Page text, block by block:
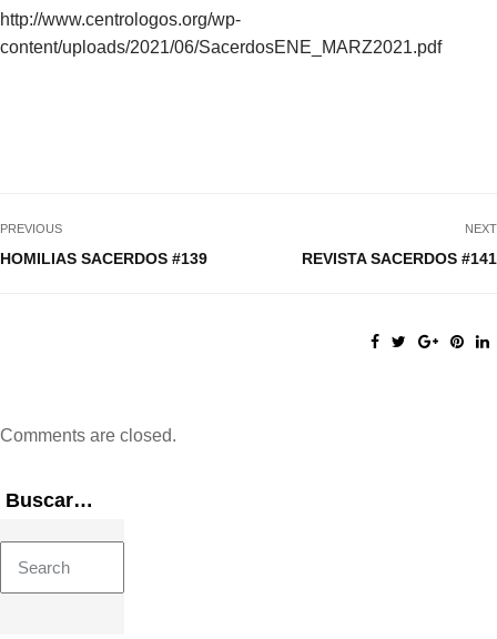
http://www.centrologos.org/wp-
content/uploads/2021/06/SacerdosENE_MARZ2021.pdf
PREVIOUS
HOMILIAS SACERDOS #139
NEXT
REVISTA SACERDOS #141
Comments are closed.
Buscar…